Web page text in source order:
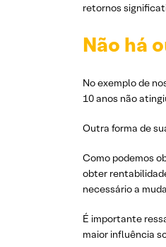
retornos
Não há
No exemplo de
10 anos não
Outra forma de
Como podemos
obter
necessário a
É importante
maior influência